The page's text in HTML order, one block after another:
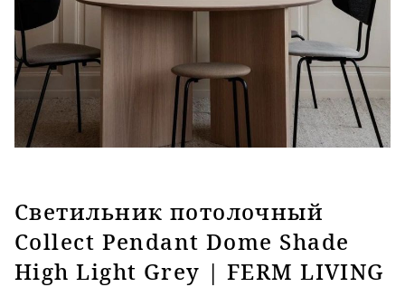
Светильник потолочный
Collect Pendant Dome Shade
High Light Grey | FERM LIVING